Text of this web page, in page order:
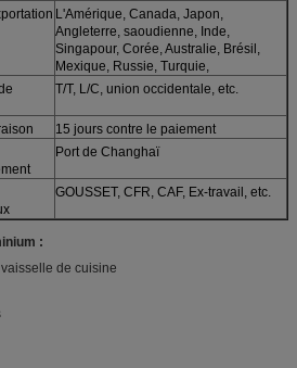
L'Amérique, Canada, Japon,
Angleterre, saoudienne, Inde,
Singapour, Corée, Australie, Brésil,
Mexique, Russie, Turquie,
T/T, L/C, union occidentale, etc.
15 jours contre le paiement
Port de Changhaï
GOUSSET, CFR, CAF, Ex-travail, etc.
:
de cuisine